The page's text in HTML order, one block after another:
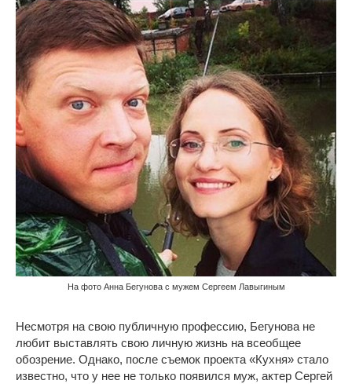
На фото Анна Бегунова с мужем Сергеем Лавыгиным
Несмотря на свою публичную профессию, Бегунова не
любит выставлять свою личную жизнь на всеобщее
обозрение. Однако, после съемок проекта «Кухня» стало
известно, что у нее не только появился муж, актер Сергей